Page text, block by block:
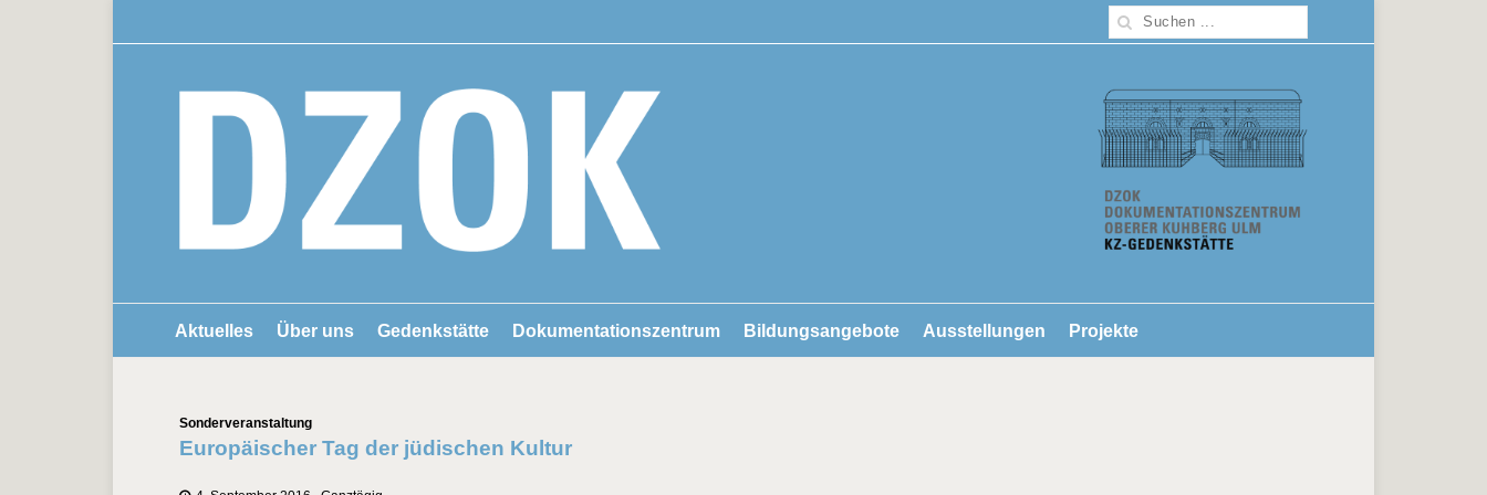
Aktuelles Über uns Gedenkstätte Dokumentationszentrum Bildungsangebote Ausstellungen Projekte
Kategorien
Sonderveranstaltung
Europäischer Tag der jüdischen Kultur